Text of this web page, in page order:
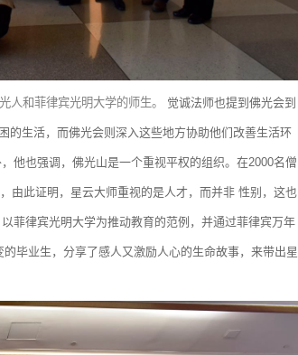
人和菲律宾光明大学的师生。 觉诚法师也提到佛光会到
的生活，而佛光会则深入这些地方协助他们改善生活环
，他也强调，佛光山是一个重视平权的组织。在2000名僧
由此证明，星云大师重视的是人才，而并非 性别，这也
菲律宾光明大学为推动教育的范例，并通过菲律宾万年
毕业生，分享了感人又激励人心的生命故事，来带出星